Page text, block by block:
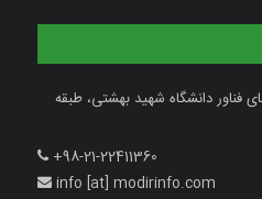
فناور دانشگاه شهید بهشتی، طبقه
+98-21-22411360
info [at] modirinfo.com